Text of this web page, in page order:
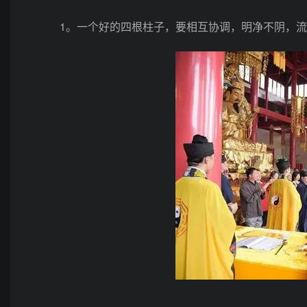
1。一个好的四根柱子，要相互协调，明净不阴，